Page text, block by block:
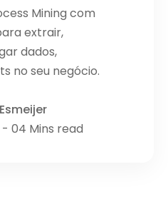
Mining com
extrair,
dados,
no seu negócio.
- 04 Mins read